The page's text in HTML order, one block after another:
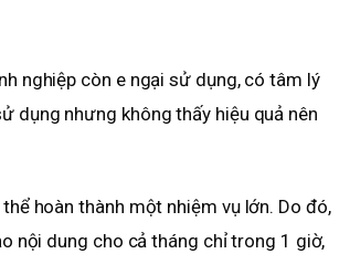
nghiệp còn e ngại sử dụng, có tâm lý
dụng nhưng không thấy hiệu quả nên
hoàn thành một nhiệm vụ lớn. Do đó,
nội dung cho cả tháng chỉ trong 1 giờ,